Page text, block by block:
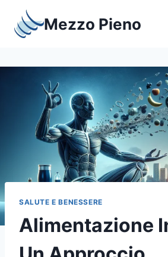
contenuto
Mezzo Pieno
SALUTE E BENESSERE
Alimentazione